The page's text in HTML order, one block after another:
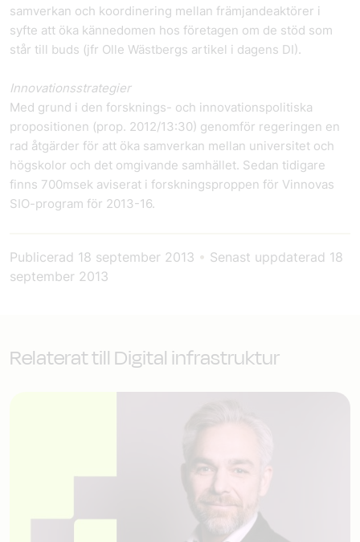
samverkan och koordinering mellan främjandeaktörer i
syfte att öka kännedomen hos företagen om de stöd som
står till buds (jfr Olle Wästbergs artikel i dagens DI).
Innovationsstrategier
Med grund i den forsknings- och innovationspolitiska
propositionen (prop. 2012/13:30) genomför regeringen en
rad åtgärder för att öka samverkan mellan universitet och
högskolor och det omgivande samhället. Sedan tidigare
finns 700msek aviserat i forskningsproppen för Vinnovas
SIO-program för 2013-16.
Publicerad 18 september 2013 • Senast uppdaterad 18
september 2013
Relaterat till Digital infrastruktur